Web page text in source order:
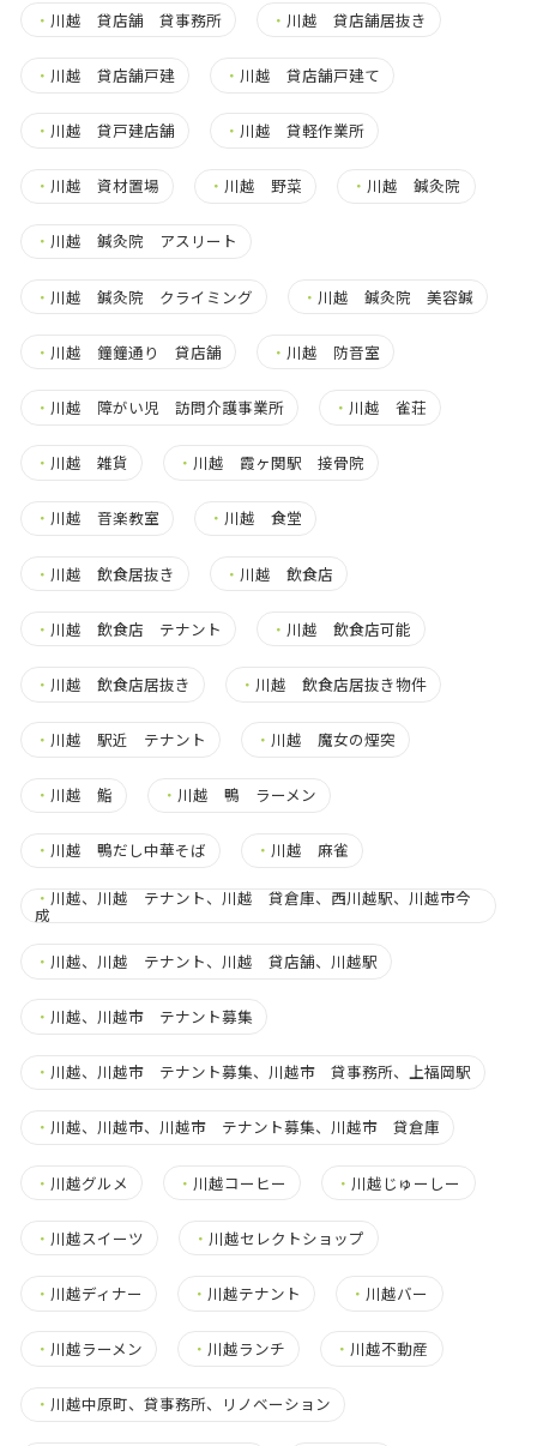
・ 川越 貸店舗 貸事務所 ・ 川越 貸店舗居抜き
・ 川越 貸店舗戸建 ・ 川越 貸店舗戸建て
・ 川越 貸戸建店舗 ・ 川越 貸軽作業所
・ 川越 資材置場 ・ 川越 野菜 ・ 川越 鍼灸院
・ 川越 鍼灸院 アスリート
・ 川越 鍼灸院 クライミング ・ 川越 鍼灸院 美容鍼
・ 川越 鐘鐘通り 貸店舗 ・ 川越 防音室
・ 川越 障がい児 訪問介護事業所 ・ 川越 雀荘
・ 川越 雑貨 ・ 川越 霞ヶ関駅 接骨院
・ 川越 音楽教室 ・ 川越 食堂
・ 川越 飲食居抜き ・ 川越 飲食店
・ 川越 飲食店 テナント ・ 川越 飲食店可能
・ 川越 飲食店居抜き ・ 川越 飲食店居抜き物件
・ 川越 駅近 テナント ・ 川越 魔女の煙突
・ 川越 鮨 ・ 川越 鴨 ラーメン
・ 川越 鴨だし中華そば ・ 川越 麻雀
・ 川越、川越 テナント、川越 貸倉庫、西川越駅、川越市今
成
・ 川越、川越 テナント、川越 貸店舗、川越駅
・ 川越、川越市 テナント募集
・ 川越、川越市 テナント募集、川越市 貸事務所、上福岡駅
・ 川越、川越市、川越市 テナント募集、川越市 貸倉庫
・ 川越グルメ ・ 川越コーヒー ・ 川越じゅーしー
・ 川越スイーツ ・ 川越セレクトショップ
・ 川越ディナー ・ 川越テナント ・ 川越バー
・ 川越ラーメン ・ 川越ランチ ・ 川越不動産
・ 川越中原町、貸事務所、リノベーション